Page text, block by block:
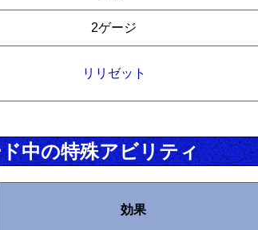
2ゲージ
リリゼット
中の特殊アビリティ
効果